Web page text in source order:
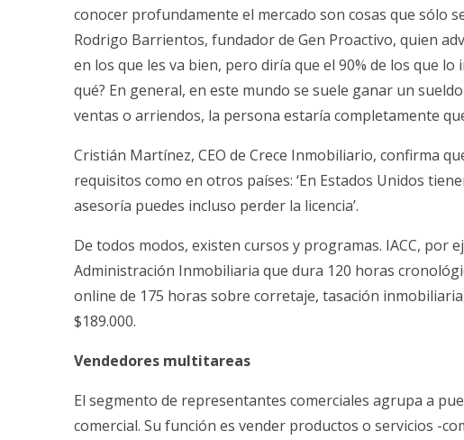
conocer profundamente el mercado son cosas que sólo
Rodrigo Barrientos, fundador de Gen Proactivo, quien
en los que les va bien, pero diría que el 90% de los que
qué? En general, en este mundo se suele ganar un
ventas o arriendos, la persona estaría completamente
Cristián Martínez, CEO de Crece Inmobiliario, confirma
requisitos como en otros países: ‘En Estados Unidos
asesoría puedes incluso perder la licencia’.
De todos modos, existen cursos y programas. IACC, por
Administración Inmobiliaria que dura 120 horas
online de 175 horas sobre corretaje, tasación
$189.000.
Vendedores multitareas
El segmento de representantes comerciales agrupa a
comercial. Su función es vender productos o servicios -